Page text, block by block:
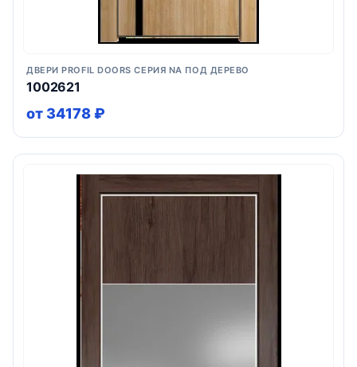
ДВЕРИ PROFIL DOORS СЕРИЯ NA ПОД ДЕРЕВО
1002621
от 34178 ₽